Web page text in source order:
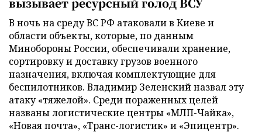
В ночь на среду ВС РФ атаковали в Киеве и
области объекты, которые, по данным
Минобороны России, обеспечивали хранение,
сортировку и доставку грузов военного
назначения, включая комплектующие для
беспилотников. Владимир Зеленский назвал эту
атаку «тяжелой». Среди пораженных целей
названы логистические центры «МЛП-Чайка»,
«Новая почта», «Транс-логистик» и «Эпицентр».